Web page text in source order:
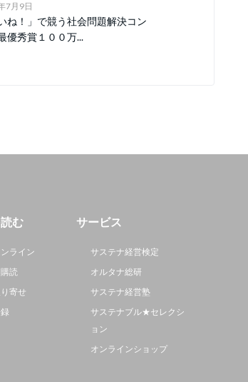
7月9日
ね！」で競う社会問題解決コン
優秀賞１００万...
む
ライン
読
寄せ
サービス
サステナ経営検定
オルタナ総研
サステナ経営塾
サステナブル★セレクシ
ョン
オンラインショップ